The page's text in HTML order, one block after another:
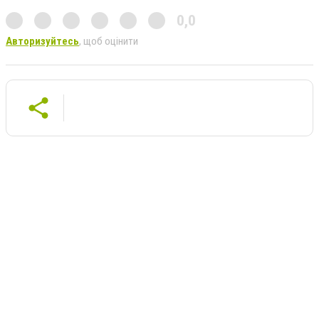
0,0
Авторизуйтесь, щоб оцінити